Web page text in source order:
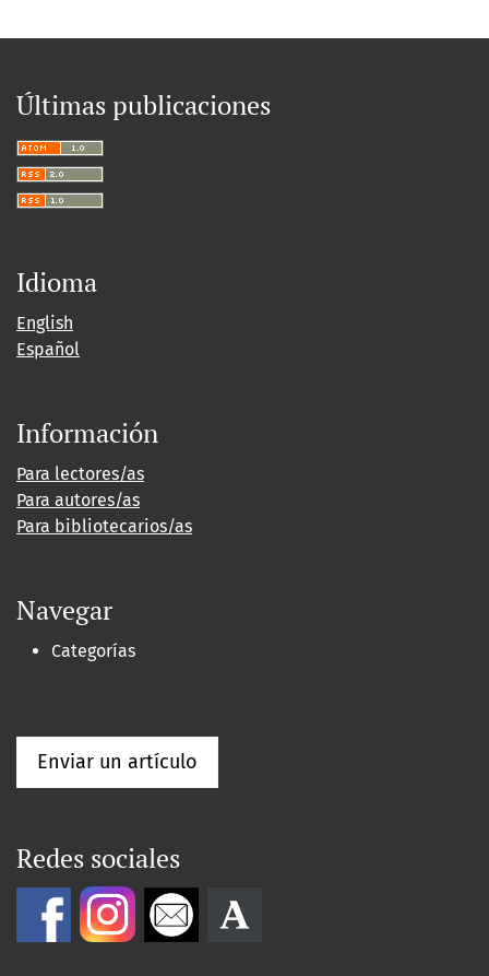
Últimas publicaciones
Idioma
English
Español
Información
Para lectores/as
Para autores/as
Para bibliotecarios/as
Navegar
Categorías
Enviar un artículo
Redes sociales